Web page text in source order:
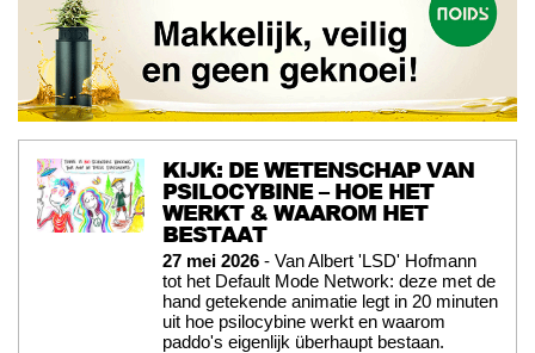
KIJK: DE WETENSCHAP VAN
PSILOCYBINE – HOE HET
WERKT & WAAROM HET
BESTAAT
27 mei 2026 - Van Albert 'LSD' Hofmann
tot het Default Mode Network: deze met de
hand getekende animatie legt in 20 minuten
uit hoe psilocybine werkt en waarom
paddo's eigenlijk überhaupt bestaan.